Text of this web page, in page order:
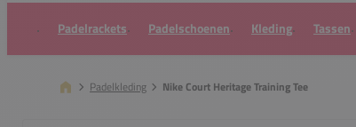
Padelrackets Padelschoenen Kleding Tassen
Padelkleding Nike Court Heritage Training Tee